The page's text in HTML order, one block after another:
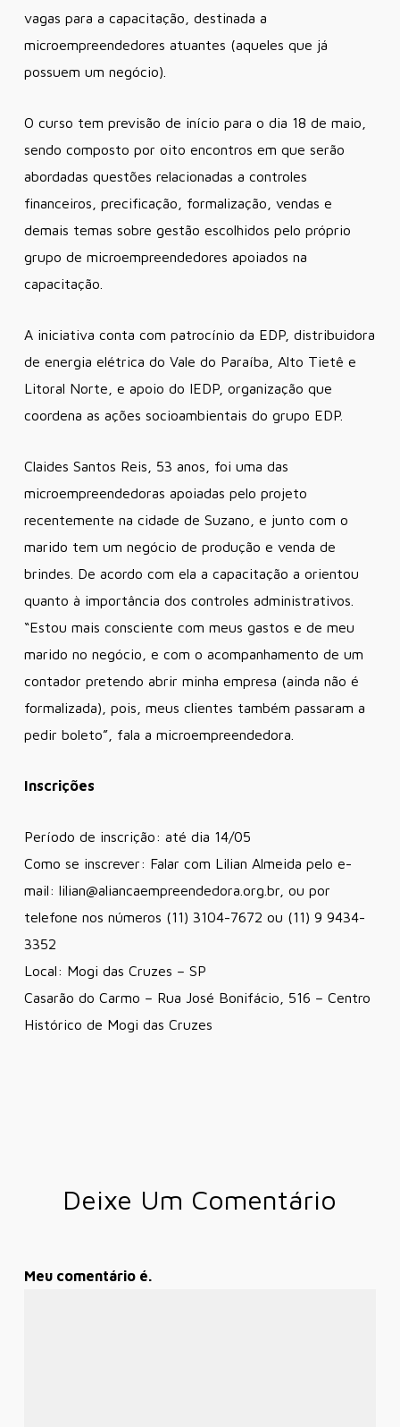
vagas para a capacitação, destinada a
microempreendedores atuantes (aqueles que já
possuem um negócio).
O curso tem previsão de início para o dia 18 de maio,
sendo composto por oito encontros em que serão
abordadas questões relacionadas a controles
financeiros, precificação, formalização, vendas e
demais temas sobre gestão escolhidos pelo próprio
grupo de microempreendedores apoiados na
capacitação.
A iniciativa conta com patrocínio da EDP, distribuidora
de energia elétrica do Vale do Paraíba, Alto Tietê e
Litoral Norte, e apoio do IEDP, organização que
coordena as ações socioambientais do grupo EDP.
Claides Santos Reis, 53 anos, foi uma das
microempreendedoras apoiadas pelo projeto
recentemente na cidade de Suzano, e junto com o
marido tem um negócio de produção e venda de
brindes. De acordo com ela a capacitação a orientou
quanto à importância dos controles administrativos.
“Estou mais consciente com meus gastos e de meu
marido no negócio, e com o acompanhamento de um
contador pretendo abrir minha empresa (ainda não é
formalizada), pois, meus clientes também passaram a
pedir boleto”, fala a microempreendedora.
Inscrições
Período de inscrição: até dia 14/05
Como se inscrever: Falar com Lilian Almeida pelo e-
mail: lilian@aliancaempreendedora.org.br, ou por
telefone nos números (11) 3104-7672 ou (11) 9 9434-
3352
Local: Mogi das Cruzes – SP
Casarão do Carmo – Rua José Bonifácio, 516 – Centro
Histórico de Mogi das Cruzes
Deixe Um Comentário
Meu comentário é.